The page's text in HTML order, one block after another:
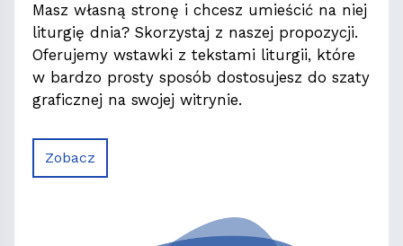
Masz własną stronę i chcesz umieścić na niej
liturgię dnia? Skorzystaj z naszej propozycji.
Oferujemy wstawki z tekstami liturgii, które
w bardzo prosty sposób dostosujesz do szaty
graficznej na swojej witrynie.
Zobacz